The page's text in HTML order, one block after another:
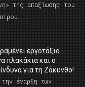
της απαξίωσης του
…
εργοτάξιο
πλακάκια και ο
για τη Ζάκυνθο!
έναρξη των